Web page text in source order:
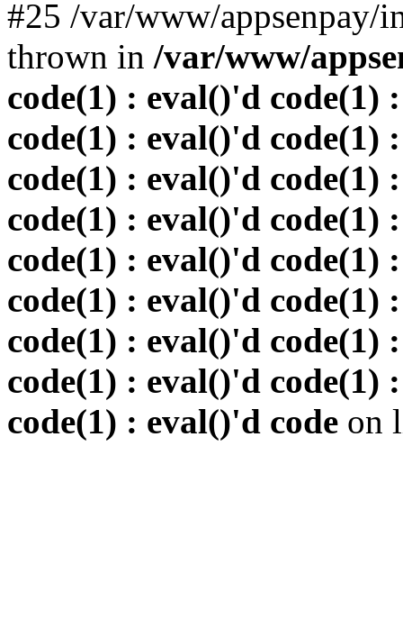
#25 /var/www/
thrown in /var/www/
code(1) : eval()'d code(1)
code(1) : eval()'d code(1)
code(1) : eval()'d code(1)
code(1) : eval()'d code(1)
code(1) : eval()'d code(1)
code(1) : eval()'d code(1)
code(1) : eval()'d code(1)
code(1) : eval()'d code(1)
code(1) : eval()'d code on